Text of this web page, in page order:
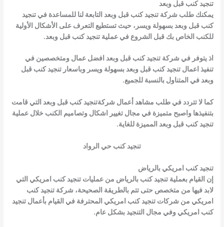
تنجيد كنب قبل وبعد
يمكنك طلب شركة تنجيد كنب قبل وبعد التابعة لنا للمساعدة في تنجيد
كنب قبل وبعد بسهولة ويسر، حيث تستطيع التعرف على الأشكال الأولية
للكنب الخاص بك قبل الشروع في عملية تنجيد كنب قبل وبعد.
اذ يتوفر في شركة تنجيد كنب قبل وبعد افضل عمال ومتخصصين في
تنفيذ اعمال تنجيد كنب قبل وبعد بسهولة ويسر وباسعار تنجيد كنب قبل
وبعد في المتناول بالنسبة للجميع.
كما لا تتردد في طلب مشاهد أعمال شركةتنجيد كنب قبل وبعد التي قامت
بتنفيذها واصبح متميزة في مجال تغيير اشكال وتصاميم الكنب خلال عملية
تنجيد كنب قبل وبعد المميزة للغاية.
تنجيد كنب حي الرواد
تنجيد كنب امريكي بالرياض
إن القيام بعملية تنجيد كنب بالرياض من عمليات تنجيد كنب امريكي التي
لابد فيها من متخصص حتى تتم بالطريقة الصحيحة، شركة تنجيد كنب
امريكي من شركات تنجيد كنب امريكي المحترفة في القيام بأعمال تنجيد
كنب امريكي وفي مجال التنجيد بشكل عام.